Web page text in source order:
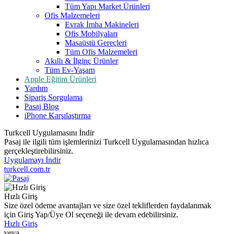
Tüm Yapı Market Ürünleri
Ofis Malzemeleri
Evrak İmha Makineleri
Ofis Mobilyaları
Masaüstü Gereçleri
Tüm Ofis Malzemeleri
Akıllı & İlginç Ürünler
Tüm Ev-Yaşam
Apple Eğitim Ürünleri
Yardım
Sipariş Sorgulama
Pasaj Blog
iPhone Karşılaştırma
Turkcell Uygulamasını İndir
Pasaj ile ilgili tüm işlemlerinizi Turkcell Uygulamasından hızlıca
gerçekleştirebilirsiniz.
Uygulamayı İndir
turkcell.com.tr
Hızlı Giriş
Size özel ödeme avantajları ve size özel tekliflerden faydalanmak
için Giriş Yap/Üye Ol seçeneği ile devam edebilirsiniz.
Hızlı Giriş